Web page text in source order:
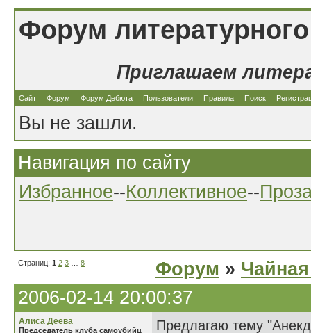
Форум
Приглашаем
Сайт Форум Форум Дебюта Пользователи Правила Поиск
Вы не зашли.
Навигация по сайту
Избранное--Коллективное--
Страниц: 1 2 3 8 Форум »
2006-02-14 20:00:37
Алиса Деева
Председатель клуба самоубийц
Предлагаю тему